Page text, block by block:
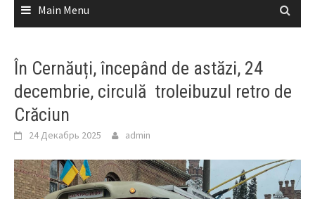
Main Menu
În Cernăuți, începând de astăzi, 24
decembrie, circulă troleibuzul retro de
Crăciun
24 Декабрь 2025 admin